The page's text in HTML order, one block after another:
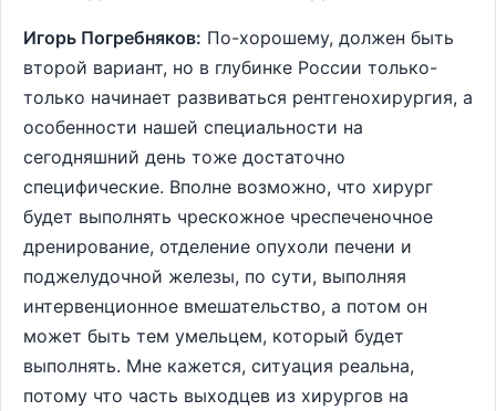
Игорь Погребняков: По-хорошему, должен быть
второй вариант, но в глубинке России только-
только начинает развиваться рентгенохирургия, а
особенности нашей специальности на
сегодняшний день тоже достаточно
специфические. Вполне возможно, что хирург
будет выполнять чрескожное чреспеченочное
дренирование, отделение опухоли печени и
поджелудочной железы, по сути, выполняя
интервенционное вмешательство, а потом он
может быть тем умельцем, который будет
выполнять. Мне кажется, ситуация реальна,
потому что часть выходцев из хирургов на